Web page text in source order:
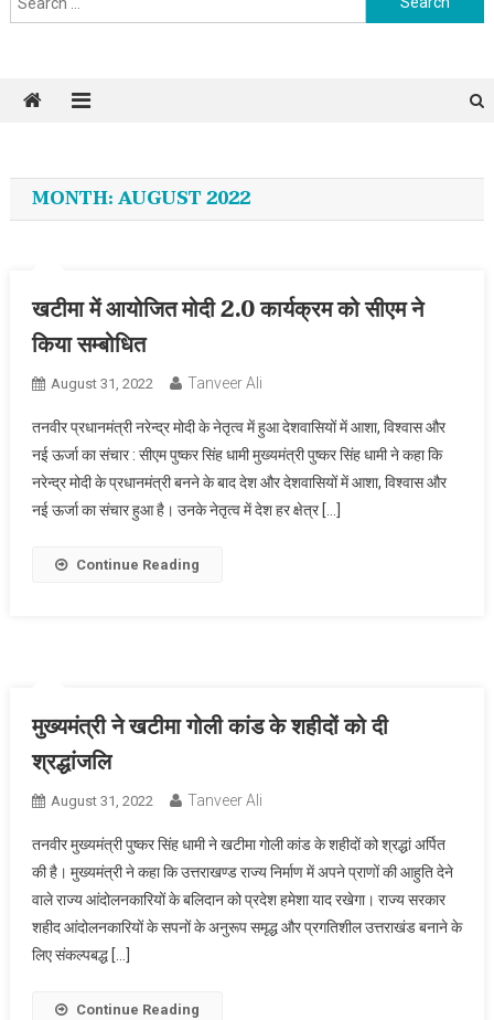
MONTH: AUGUST 2022
खटीमा में आयोजित मोदी 2.0 कार्यक्रम को सीएम ने
किया सम्बोधित
August 31, 2022 Tanveer Ali
तनवीर प्रधानमंत्री नरेन्द्र मोदी के नेतृत्व में हुआ देशवासियों में आशा, विश्वास और
नई ऊर्जा का संचार : सीएम पुष्कर सिंह धामी मुख्यमंत्री पुष्कर सिंह धामी ने कहा कि
नरेन्द्र मोदी के प्रधानमंत्री बनने के बाद देश और देशवासियों में आशा, विश्वास और
नई ऊर्जा का संचार हुआ है। उनके नेतृत्व में देश हर क्षेत्र […]
Continue Reading
मुख्यमंत्री ने खटीमा गोली कांड के शहीदों को दी
श्रद्धांजलि
August 31, 2022 Tanveer Ali
तनवीर मुख्यमंत्री पुष्कर सिंह धामी ने खटीमा गोली कांड के शहीदों को श्रद्धां अर्पित
की है। मुख्यमंत्री ने कहा कि उत्तराखण्ड राज्य निर्माण में अपने प्राणों की आहुति देने
वाले राज्य आंदोलनकारियों के बलिदान को प्रदेश हमेशा याद रखेगा। राज्य सरकार
शहीद आंदोलनकारियों के सपनों के अनुरूप समृद्ध और प्रगतिशील उत्तराखंड बनाने के
लिए संकल्पबद्ध […]
Continue Reading